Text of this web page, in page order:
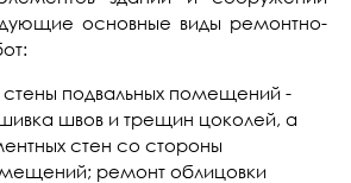
основные виды ремонтно-
подвальных помещений -
швов и трещин цоколей, а
стен со стороны
ремонт облицовки